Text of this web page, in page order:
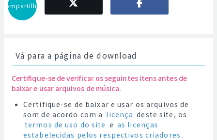
Compartilhar
Vá para a página de download
Certifique-se de verificar os seguintes itens antes de
baixar e usar arquivos de música.
Certifique-se de baixar e usar os arquivos de
som de acordo com a licença deste site, os
termos de uso do site e as licenças
estabelecidas pelos respectivos criadores .